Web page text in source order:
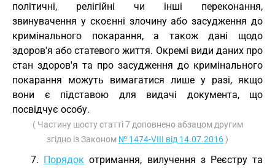
політичні, релігійні чи інші переконання,
звинувачення у скоєнні злочину або засудження до
кримінального покарання, а також дані щодо
здоров'я або статевого життя. Окремі види даних про
стан здоров'я та про засудження до кримінального
покарання можуть вимагатися лише у разі, якщо
вони є підставою для видачі документа, що
посвідчує особу.
( Частину шосту статті 7 доповнено абзацом другим
згідно із Законом № 1474-VIII від 14.07.2016)
7. Порядок отримання, вилучення з Реєстру та